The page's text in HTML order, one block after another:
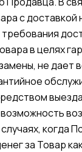
с доставкой
в целях
не дает
когда
за Товар